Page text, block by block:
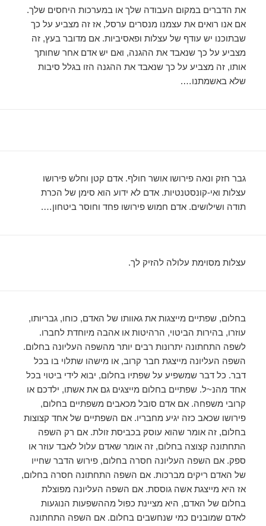
את הדברים במקום העבודה שלך או במערכות היחסים שלך.
אם אנו רואים את עצמנו מנסרים ערסל, אז זה מצביע על כך
שבתוכנו יש עודף של עצלות ופאסיביות. אם מדובר בעץ, זה
מצביע על כך שנאבד את ההגנה, ואם יש אדם אחר שחותך
אותו, זה מצביע על כך שנאבד את ההגנה הזו בגלל סיבות
שלא באשמתנו….
גבר חזק ונאה פירושו אושר חולף. אדם קטן וחלש פירושו
עצלות ואי-קונסטנטיות. אדם לא ידוע הוא סימן של הכרת
תודה ושילושים. אדם חמוש פירושו פחד וחוסר ביטחון….
עצלות מסוימת עלולה להזיק לך.
בחלום, שפתיים מייצגות את גאוותו של האדם, כוחו, גבריותו,
עוזרו, בהירות הביטוי, הרהיטות או אהבה מיוחדת לחברו.
לשפה התחתונה יתרונות רבים יותר מהשפה העליונה בחלום.
השפה העליונה מייצגת חבר קרוב, או מישהו שתלוי בו בכל
דבר. כל דבר שמשפיע על שפתיו בחלום, יבוא לידי ביטוי בכל
אחד מהנ~ל. שפתיים בחלום מייצגים גם את אשתו, ילדכם או
קרובי משפחה. אם אדם סובל מכאבים משפתיים בחלום,
פירושו שכאב כזה יגיע מחבריו. אם השפתיים של אחד קצוצות
בחלום, זה אומר שהוא עוסק בכביסת זולת. אם רק השפה
התחתונה קצוצה בחלום, זה אומר שאדם עלול לאבד עוזר או
ספק. אם השפה העליונה חסרה בחלום, פירוש הדבר שחייו
של האדם ריקים מברכות. אם השפה התחתונה חסרה בחלום,
אז היא מייצגת אשה גוססת. אם השפה העליונה מפוצלת
בחלום של האדם, היא מציינת כפול מההשפעות הנוגעות
לאדם שמובנים כמי שנחשבים בחלום. אם השפה התחתונה